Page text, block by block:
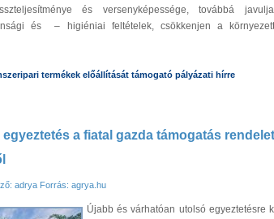
és versenyképessége, továbbá
és – higiéniai feltételek, csökkenjen a
termékek előállítását támogató pályázati hírre
egyeztetés a fiatal gazda támogatás rendelet
adrya Forrás: agrya.hu
Újabb és várhatóan utolsó egyeztetésre